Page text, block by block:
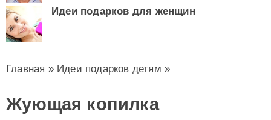
Идеи подарков для женщин
Главная » Идеи подарков детям »
Жующая копилка